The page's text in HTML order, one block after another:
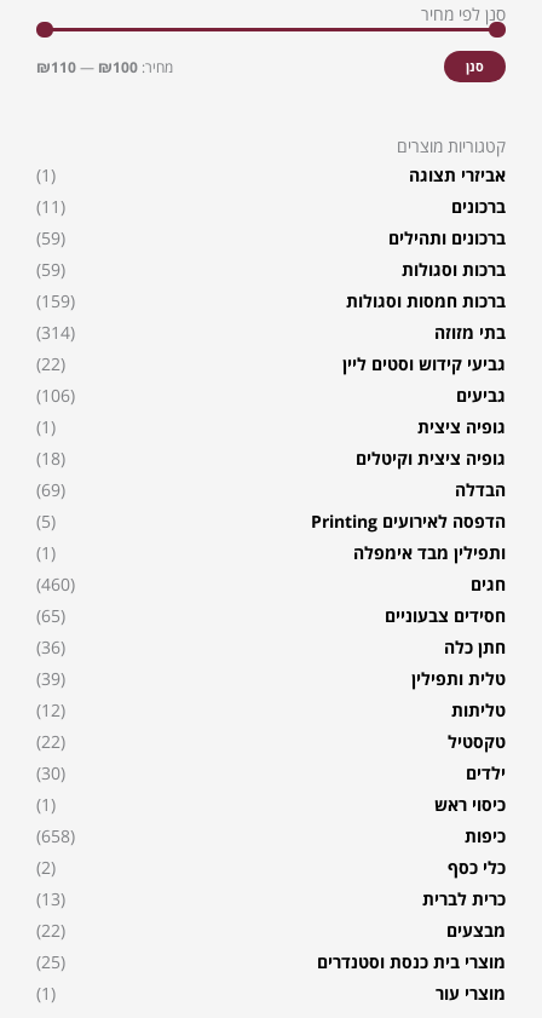
סנן לפי מחיר
סנן מחיר: ₪100
—
₪110
קטגוריות מוצרים
אביזרי תצוגה
(1)
ברכונים
(11)
ברכונים ותהילים
(59)
ברכות וסגולות
(59)
ברכות חמסות וסגולות
(159)
בתי מזוזה
(314)
גביעי קידוש וסטים ליין
(22)
גביעים
(106)
גופיה ציצית
(1)
גופיה ציצית וקיטלים
(18)
הבדלה
(69)
הדפסה לאירועים Printing
(5)
ותפילין מבד אימפלה
(1)
חגים
(460)
חסידים צבעוניים
(65)
חתן כלה
(36)
טלית ותפילין
(39)
טליתות
(12)
טקסטיל
(22)
ילדים
(30)
כיסוי ראש
(1)
כיפות
(658)
כלי כסף
(2)
כרית לברית
(13)
מבצעים
(22)
מוצרי בית כנסת וסטנדרים
(25)
מוצרי עור
(1)